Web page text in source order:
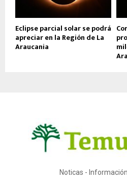
Eclipse parcial solar se podrá
apreciar en la Región de La
Araucania
Noticas -